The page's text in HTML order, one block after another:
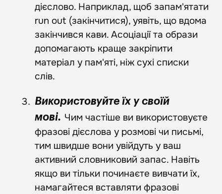
дієслово. Наприклад, щоб запам'ятати
run out (закінчитися), уявіть, що вдома
закінчився кави. Асоціації та образи
допомагають краще закріпити
матеріал у пам'яті, ніж сухі списки
слів.
Використовуйте їх у своїй
мові. Чим частіше ви використовуєте
фразові дієслова у розмові чи письмі,
тим швидше вони увійдуть у ваш
активний словниковий запас. Навіть
якщо ви тільки починаєте вивчати їх,
намагайтеся вставляти фразові